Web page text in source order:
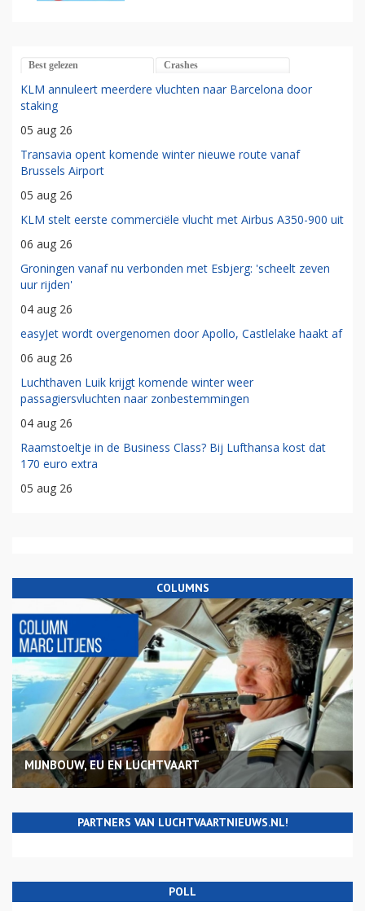
Best gelezen Crashes
KLM annuleert meerdere vluchten naar Barcelona door
staking
05 aug 26
Transavia opent komende winter nieuwe route vanaf
Brussels Airport
05 aug 26
KLM stelt eerste commerciële vlucht met Airbus A350-900 uit
06 aug 26
Groningen vanaf nu verbonden met Esbjerg: 'scheelt zeven
uur rijden'
04 aug 26
easyJet wordt overgenomen door Apollo, Castlelake haakt af
06 aug 26
Luchthaven Luik krijgt komende winter weer
passagiersvluchten naar zonbestemmingen
04 aug 26
Raamstoeltje in de Business Class? Bij Lufthansa kost dat
170 euro extra
05 aug 26
COLUMNS
MIJNBOUW, EU EN LUCHTVAART
PARTNERS VAN LUCHTVAARTNIEUWS.NL!
POLL